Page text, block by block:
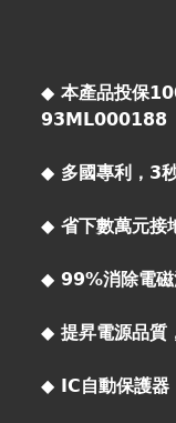
◆ 本產品投保
93ML000188
◆ 多國專利，3
◆ 省下數萬元接
◆ 99%消除電磁
◆ 提昇電源品質
◆ IC自動保護器